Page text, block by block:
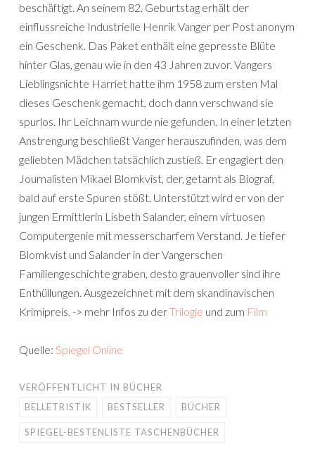
beschäftigt. An seinem 82. Geburtstag erhält der
einflussreiche Industrielle Henrik Vanger per Post anonym
ein Geschenk. Das Paket enthält eine gepresste Blüte
hinter Glas, genau wie in den 43 Jahren zuvor. Vangers
Lieblingsnichte Harriet hatte ihm 1958 zum ersten Mal
dieses Geschenk gemacht, doch dann verschwand sie
spurlos. Ihr Leichnam wurde nie gefunden. In einer letzten
Anstrengung beschließt Vanger herauszufinden, was dem
geliebten Mädchen tatsächlich zustieß. Er engagiert den
Journalisten Mikael Blomkvist, der, getarnt als Biograf,
bald auf erste Spuren stößt. Unterstützt wird er von der
jungen Ermittlerin Lisbeth Salander, einem virtuosen
Computergenie mit messerscharfem Verstand. Je tiefer
Blomkvist und Salander in der Vangerschen
Familiengeschichte graben, desto grauenvoller sind ihre
Enthüllungen. Ausgezeichnet mit dem skandinavischen
Krimipreis. -> mehr Infos zu derTrilogie und zum Film
Quelle: Spiegel Online
VERÖFFENTLICHT IN BÜCHER
BELLETRISTIK
BESTSELLER BÜCHER
SPIEGEL-BESTENLISTE TASCHENBÜCHER